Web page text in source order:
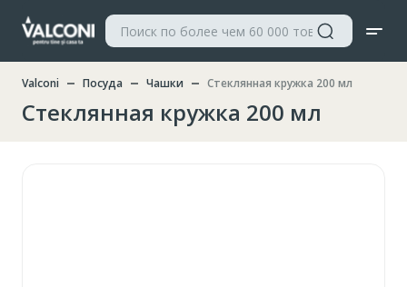
Valconi Посуда Чашки Стеклянная кружка 200 мл
Стеклянная кружка 200 мл